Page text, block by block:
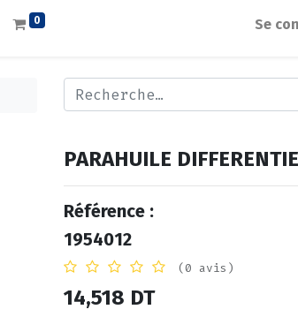
0 Se
PARAHUILE
Référence :
1954012
(0 avis)
14,518 DT